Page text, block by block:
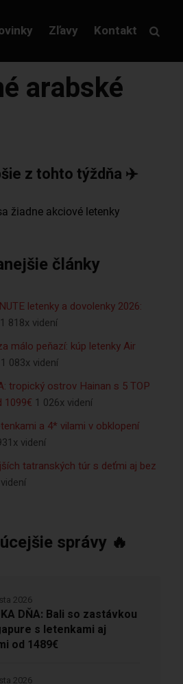
Zľavy Kontakt
arabské
z tohto týždňa ✈️
články
letenky a dovolenky 2026:
1 818x videní
málo peňazí: kúp letenky Air
1 083x videní
tropický ostrov Hainan s 5 TOP
1099€ 1 026x videní
a 4* vilami v obklopení
videní
tatranských túr s deťmi aj bez
správy 🔥
DŇA: Bali so zastávkou
s letenkami aj
od 1489€
2026
2026